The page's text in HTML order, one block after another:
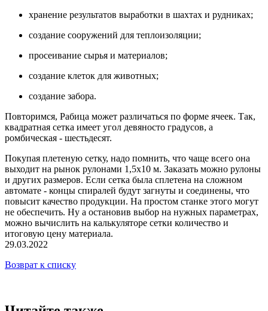
хранение результатов выработки в шахтах и рудниках;
создание сооружений для теплоизоляции;
просеивание сырья и материалов;
создание клеток для животных;
создание забора.
Повторимся, Рабица может различаться по форме ячеек. Так,
квадратная сетка имеет угол девяносто градусов, а
ромбическая - шестьдесят.
Покупая плетеную сетку, надо помнить, что чаще всего она
выходит на рынок рулонами 1,5х10 м. Заказать можно рулоны
и других размеров. Если сетка была сплетена на сложном
автомате - концы спиралей будут загнуты и соединены, что
повысит качество продукции. На простом станке этого могут
не обеспечить. Ну а остановив выбор на нужных параметрах,
можно вычислить на калькуляторе сетки количество и
итоговую цену материала.
29.03.2022
Возврат к списку